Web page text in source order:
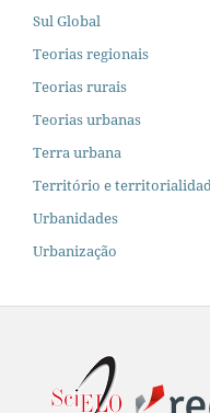
Sul Global
Teorias regionais
Teorias rurais
Teorias urbanas
Terra urbana
Território e
Urbanidades
Urbanização